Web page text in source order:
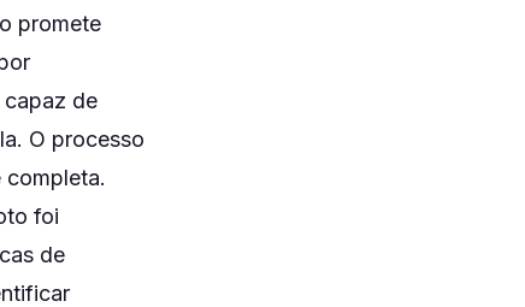
promete
capaz de
O processo
completa.
foi
de